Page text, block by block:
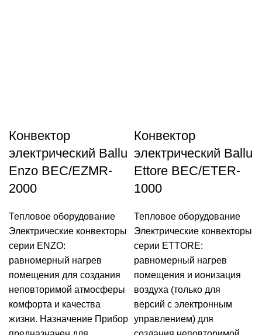
Конвектор
электрический Ballu
Enzo BEC/EZMR-
2000
Тепловое оборудование
Электрические конвекторы
серии ENZO:
равномерный нагрев
помещения для создания
неповторимой атмосферы
комфорта и качества
жизни. Назначение Прибор
Конвектор
электрический Ballu
Ettore BEC/ETER-
1000
Тепловое оборудование
Электрические конвекторы
серии ETTORE:
равномерный нагрев
помещения и ионизация
воздуха (только для
версий с электронным
управлением) для